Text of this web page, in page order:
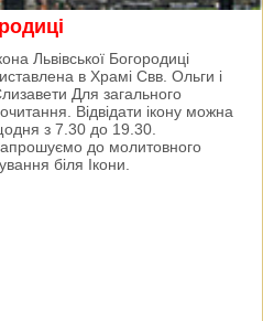
Львівської Богородиці
в Храмі Свв. Ольги і
Для загального
Відвідати ікону можна
з 7.30 до 19.30.
до молитовного
біля Ікони.